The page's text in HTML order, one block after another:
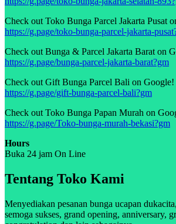
Check out Toko Bunga Parcel Jakarta Pusat
https://g.page/toko-bunga-parcel-jakarta-
Check out Bunga & Parcel Jakarta Barat on
https://g.page/bunga-parcel-jakarta-barat?gm
Check out Gift Bunga Parcel Bali on Google!
https://g.page/gift-bunga-parcel-bali?gm
Check out Toko Bunga Papan Murah on
https://g.page/Toko-bunga-murah-bekasi?gm
Hours
Buka 24 jam On Line
Tentang Toko Kami
Menyediakan pesanan bunga ucapan
semoga sukses, grand opening, anniversary,